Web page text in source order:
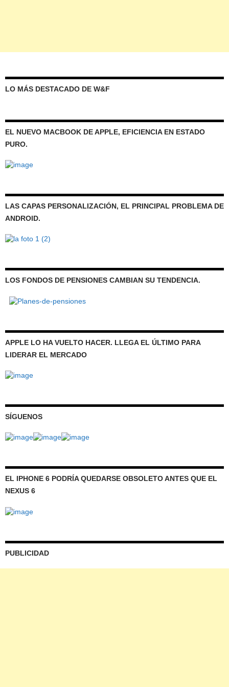
LO MÁS DESTACADO DE W&F
EL NUEVO MACBOOK DE APPLE, EFICIENCIA EN ESTADO
PURO.
LAS CAPAS PERSONALIZACIÓN, EL PRINCIPAL PROBLEMA DE
ANDROID.
LOS FONDOS DE PENSIONES CAMBIAN SU TENDENCIA.
APPLE LO HA VUELTO HACER. LLEGA EL ÚLTIMO PARA
LIDERAR EL MERCADO
SÍGUENOS
EL IPHONE 6 PODRÍA QUEDARSE OBSOLETO ANTES QUE EL
NEXUS 6
PUBLICIDAD